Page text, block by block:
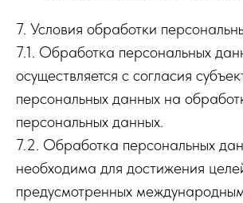
7. Условия обработки
7.1. Обработка персональных
осуществляется с согласия
персональных данных на
персональных данных.
7.2. Обработка персональных
необходима для достижения
предусмотренных